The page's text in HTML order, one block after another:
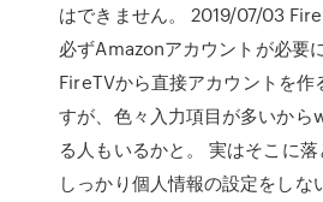
はできません。 2019/07/03
必ずAmazonアカウントが必要
FireTVから直接アカウントを作
すが、色々入力項目が多いか
る人もいるかと。 実はそこに落
しっかり個人情報の設定をしな